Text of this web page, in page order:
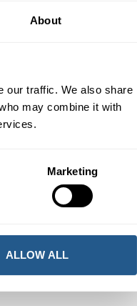
About
our traffic. We also share
may combine it with
Marketing
ALLOW ALL